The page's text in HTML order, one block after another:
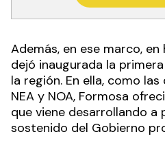
Además, en ese marco,
dejó inaugurada la
la región. En ella, como
NEA y NOA, Formosa
que viene desarrollando a
sostenido del Gobierno